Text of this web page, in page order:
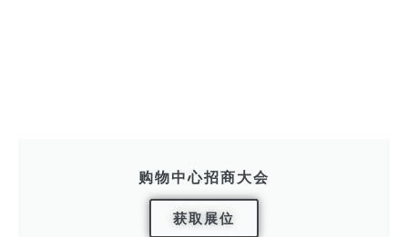
购物中心招商大会
获取展位